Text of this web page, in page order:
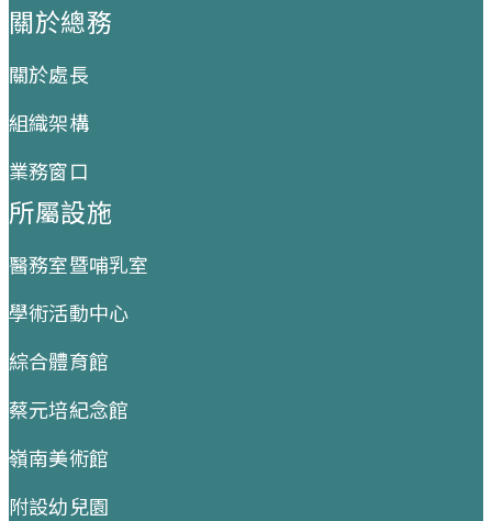
關於總務
關於處長
組織架構
業務窗口
所屬設施
醫務室暨哺乳室
學術活動中心
綜合體育館
蔡元培紀念館
嶺南美術館
附設幼兒園